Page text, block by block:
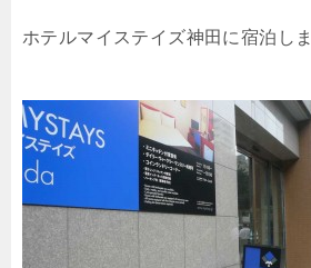
ホテルマイステイズ神田に宿泊しま